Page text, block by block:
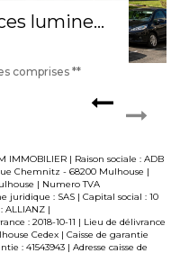
Appartement 3 pièces au calme, au Bâtiment Annulaire, proche gare et tramway
charges comprises **
IMMOBILIER | Raison sociale : ADB
Chemnitz - 68200 Mulhouse |
| Numero TVA
juridique : SAS | Capital social : 10
ALLIANZ |
: 2018-10-11 | Lieu de délivrance
Cedex | Caisse de garantie
: 41543943 | Adresse caisse de